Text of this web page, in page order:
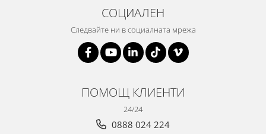
СОЦИАЛЕН
Следвайте ни в социалната мрежа
ПОМОЩ КЛИЕНТИ
24/24
0888 024 224